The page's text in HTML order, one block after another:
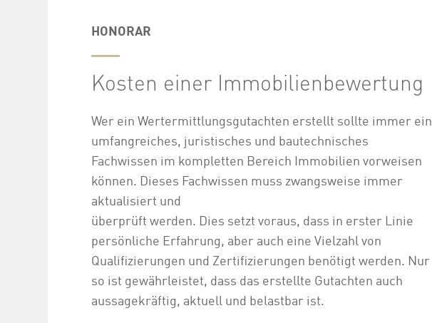
HONORAR
Kosten einer Immobilienbewertung
Wer ein Wertermittlungsgutachten erstellt sollte immer ein
umfangreiches, juristisches und bautechnisches
Fachwissen im kompletten Bereich Immobilien vorweisen
können. Dieses Fachwissen muss zwangsweise immer
aktualisiert und
überprüft werden. Dies setzt voraus, dass in erster Linie
persönliche Erfahrung, aber auch eine Vielzahl von
Qualifizierungen und Zertifizierungen benötigt werden. Nur
so ist gewährleistet, dass das erstellte Gutachten auch
aussagekräftig, aktuell und belastbar ist.